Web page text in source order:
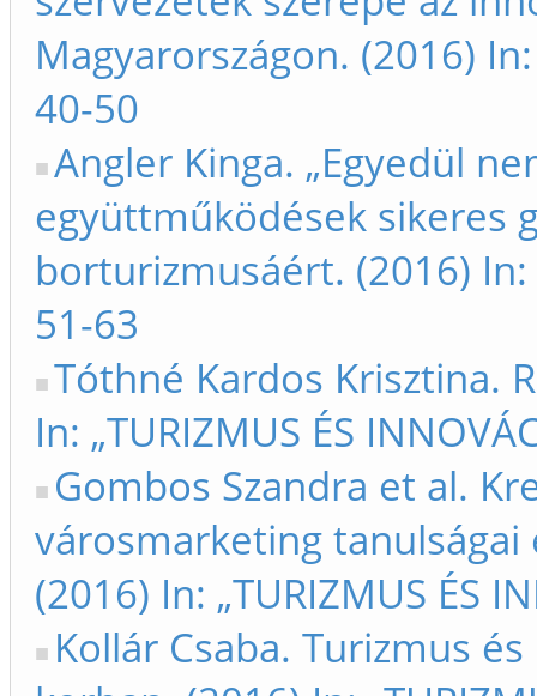
Magyarországon. (2016) In:
40-50
Angler Kinga. „Egyedül
együttműködések sikeres
borturizmusáért. (2016) In:
51-63
Tóthné Kardos Krisztina.
In: „TURIZMUS ÉS
Gombos Szandra et al.
városmarketing tanulságai
(2016) In: „TURIZMUS ÉS
Kollár Csaba. Turizmus